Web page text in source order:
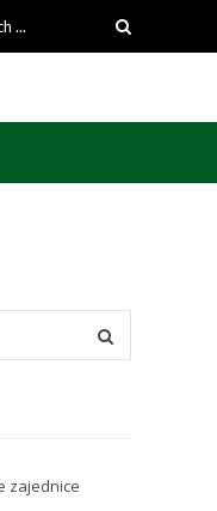
zajednice